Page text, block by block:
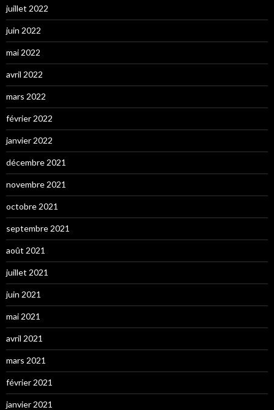
juillet 2022
juin 2022
mai 2022
avril 2022
mars 2022
février 2022
janvier 2022
décembre 2021
novembre 2021
octobre 2021
septembre 2021
août 2021
juillet 2021
juin 2021
mai 2021
avril 2021
mars 2021
février 2021
janvier 2021